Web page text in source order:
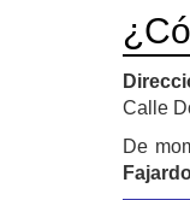
Calle
De